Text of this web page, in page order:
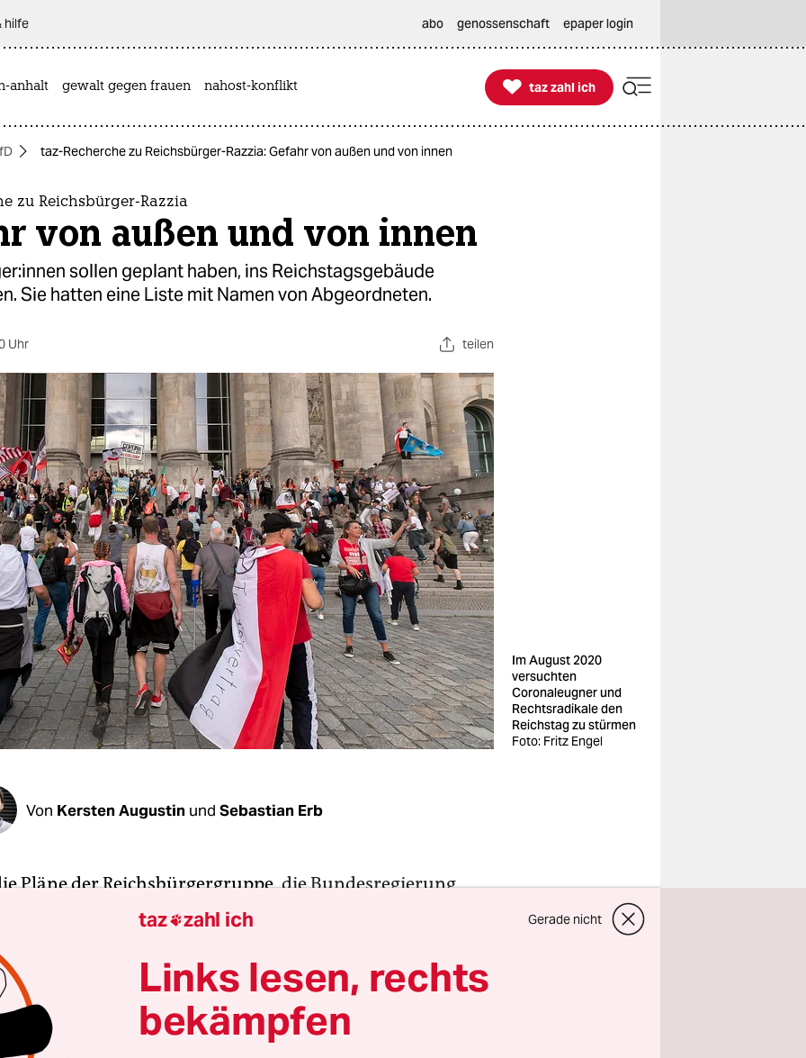
hilfe abo genossenschaft epaper login
anhalt gewalt gegen frauen nahost-konflikt 
taz zahl ich
taz zahl ich
taz-Recherche zu Reichsbürger-Razzia: Gefahr von außen und von innen
zu Reichsbürger-Razzia
von außen und von innen
sollen geplant haben, ins Reichstagsgebäude
Sie hatten eine Liste mit Namen von Abgeordneten.
Uhr teilen
Im August 2020
versuchten
Coronaleugner und
Rechtsradikale den
Reichstag zu stürmen
Foto: Fritz Engel
Von Kersten Augustin und Sebastian Erb
Pläne der Reichsbürgergruppe,die Bundesregierung
und ihren Prinzen als Kanzler einzusetzen
Hirngespinste halten. Aber zumindest der erste Schritt
hätte gelingen können: Über ein Mitglied der Gruppe,
die
AfD-Abgeordnete und Richterin Birgit Malsack-
, hatten sie einen Hausausweis des Bundestags. Und sie
taz zahl ich Gerade nicht
Links lesen, rechts
bekämpfen